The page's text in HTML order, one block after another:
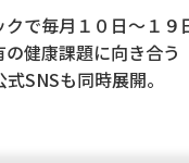
で毎月１０日～１９
健康課題に向き合う
SNSも同時展開。